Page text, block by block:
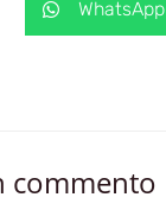
WhatsApp
commento